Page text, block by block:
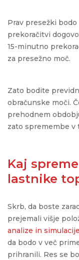
Prav presežki
prekoračitvi
15-minutno
za presežno moč.
Zato bodite
obračunske moči.
prehodnem
zato spremembe v
Kaj
lastnike
Skrb, da boste
prejemali višje
analize in
da bodo v več
prihranili. Res se